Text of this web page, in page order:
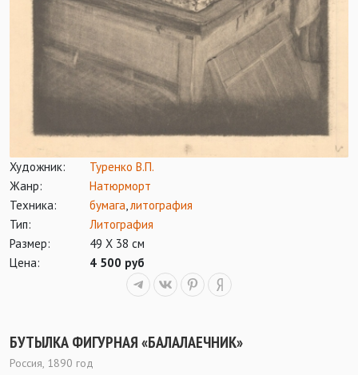
Художник:
Туренко В.П.
Жанр:
Натюрморт
Техника:
бумага,литография
Тип:
Литография
Размер:
49 Х 38 см
Цена:
4 500 руб
БУТЫЛКА ФИГУРНАЯ «БАЛАЛАЕЧНИК»
Россия, 1890 год